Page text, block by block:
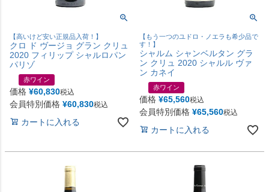
【高いけど安い正規品入荷！】
クロ ド ヴージョ グラン クリュ
2020 フィリップ シャルロパン
パリゾ
赤ワイン
価格 ¥60,830税込
会員特別価格 ¥60,830税込
カートに入れる
【もう一つのユドロ・ノエラも希少品で
す！】
シャルム シャンベルタン グラ
ン クリュ 2020 シャルル ヴァ
ン カネイ
赤ワイン
価格 ¥65,560税込
会員特別価格 ¥65,560税込
カートに入れる